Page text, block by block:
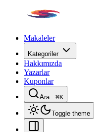
Makaleler
Kategoriler
Hakkımızda
Yazarlar
Kuponlar
Ara...⌘K
Toggle theme